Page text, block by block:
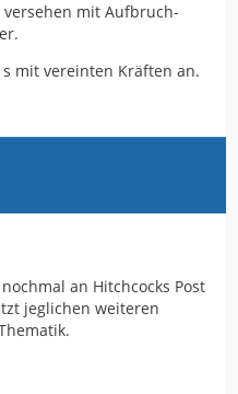
mit Aufbruch-
mit vereinten Kräften an.
an Hitchcocks Post
jeglichen weiteren